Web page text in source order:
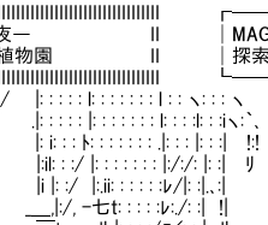
（金）―夜― II │MAG
園 II │探索：7
: l: : : : : : : l : : ヽ: : : ヽ
: |: : : : : : : l: : : :l: : :iヽ:｀､
: : ﾄ: : : : : : : .|: : : |: : :| !:!
: :/ |: : : : : : : |:/:/: |: :| ﾘ
|: :/ |:.ii: : : : : :ﾚ/|: :|.､:|
-七t: : : : :ﾚ:./: :| !| あたし